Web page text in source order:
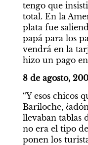
tengo que
total. En la
plata fue
papá para los
vendrá en la
hizo un pago
8 de agosto,
“Y esos chicos
Bariloche,
llevaban tablas
no era el tipo
ponen los